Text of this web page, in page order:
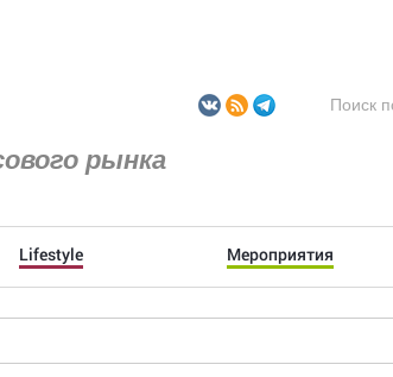
рынка
Lifestyle Мероприятия